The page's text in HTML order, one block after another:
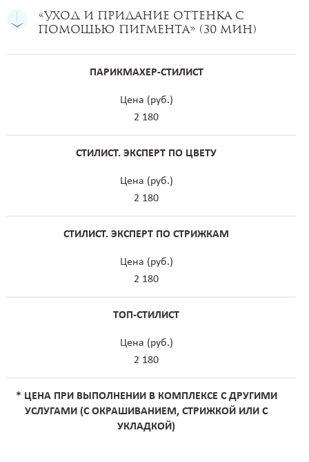
«Уход и придание оттенка с
помощью пигмента» (30 мин)
ПАРИКМАХЕР-СТИЛИСТ
Цена (руб.)
2 180
СТИЛИСТ. ЭКСПЕРТ ПО ЦВЕТУ
Цена (руб.)
2 180
СТИЛИСТ. ЭКСПЕРТ ПО СТРИЖКАМ
Цена (руб.)
2 180
ТОП-СТИЛИСТ
Цена (руб.)
2 180
* ЦЕНА ПРИ ВЫПОЛНЕНИИ В КОМПЛЕКСЕ С ДРУГИМИ
УСЛУГАМИ (С ОКРАШИВАНИЕМ, СТРИЖКОЙ ИЛИ С
УКЛАДКОЙ)